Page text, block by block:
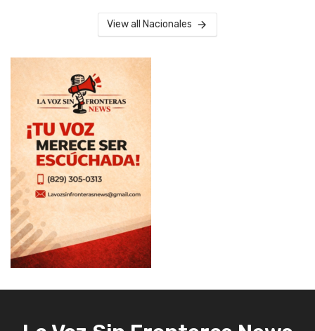
View all Nacionales